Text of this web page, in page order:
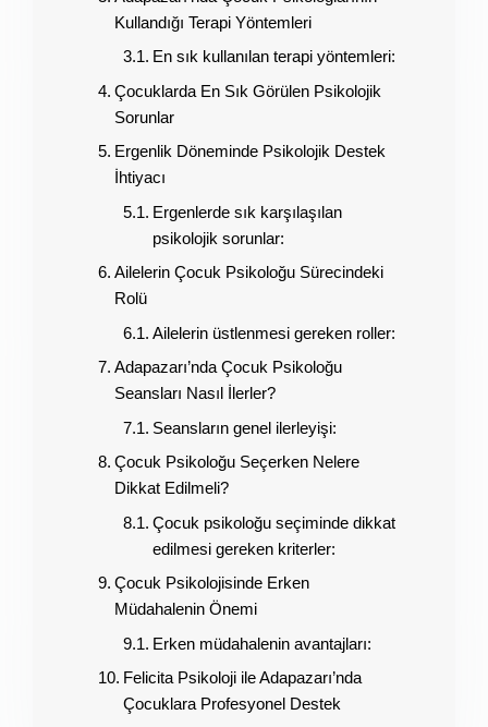
Kullandığı Terapi Yöntemleri
En sık kullanılan terapi yöntemleri:
Çocuklarda En Sık Görülen Psikolojik
Sorunlar
Ergenlik Döneminde Psikolojik Destek
İhtiyacı
Ergenlerde sık karşılaşılan
psikolojik sorunlar:
Ailelerin Çocuk Psikoloğu Sürecindeki
Rolü
Ailelerin üstlenmesi gereken roller:
Adapazarı’nda Çocuk Psikoloğu
Seansları Nasıl İlerler?
Seansların genel ilerleyişi:
Çocuk Psikoloğu Seçerken Nelere
Dikkat Edilmeli?
Çocuk psikoloğu seçiminde dikkat
edilmesi gereken kriterler:
Çocuk Psikolojisinde Erken
Müdahalenin Önemi
Erken müdahalenin avantajları:
Felicita Psikoloji ile Adapazarı’nda
Çocuklara Profesyonel Destek